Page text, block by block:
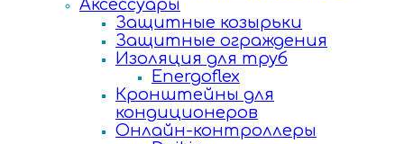
Аксессуары
Защитные козырьки
Защитные ограждения
Изоляция для труб
Energoflex
Кронштейны для
кондиционеров
Онлайн-контроллеры